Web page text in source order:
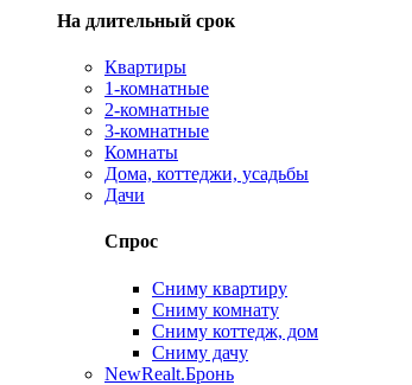
На длительный срок
Квартиры
1-комнатные
2-комнатные
3-комнатные
Комнаты
Дома, коттеджи, усадьбы
Дачи
Спрос
Сниму квартиру
Сниму комнату
Сниму коттедж, дом
Сниму дачу
NewRealt.Бронь